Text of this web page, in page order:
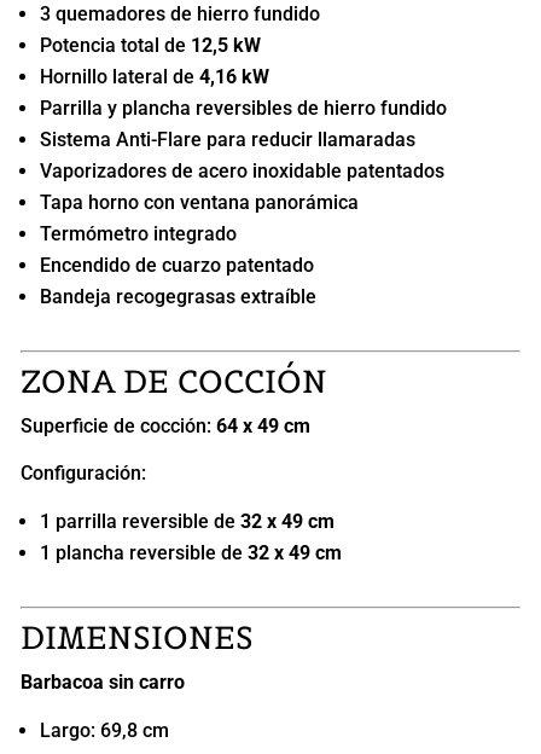
3 quemadores de hierro fundido
Potencia total de 12,5 kW
Hornillo lateral de 4,16 kW
Parrilla y plancha reversibles de hierro fundido
Sistema Anti-Flare para reducir llamaradas
Vaporizadores de acero inoxidable patentados
Tapa horno con ventana panorámica
Termómetro integrado
Encendido de cuarzo patentado
Bandeja recogegrasas extraíble
ZONA DE COCCIÓN
Superficie de cocción: 64 x 49 cm
Configuración:
1 parrilla reversible de 32 x 49 cm
1 plancha reversible de 32 x 49 cm
DIMENSIONES
Barbacoa sin carro
Largo: 69,8 cm